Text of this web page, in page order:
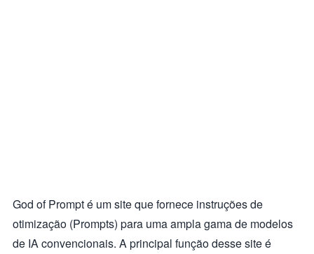
God of Prompt é um site que fornece instruções de
otimização (Prompts) para uma ampla gama de modelos
de IA convencionais. A principal função desse site é